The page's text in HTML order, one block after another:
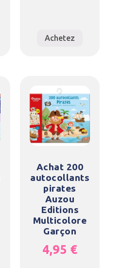
Achetez
Achat 200
autocollants
pirates
Auzou
Editions
Multicolore
Garçon
4,95 €